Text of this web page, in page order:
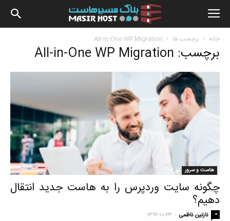
بلاگ
خانه برچسب ها All-in-One WP Migration
برچسب: All-in-One WP Migration
هاست و سرور
چگونه سایت وردپرس را به هاست جدید انتقال
دهیم؟
نازنین ناظمی - ۱۳۹۶-۱۰-۲۳ 0